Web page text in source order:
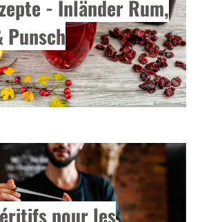
- Inländer Rum,
Punsch
pour les